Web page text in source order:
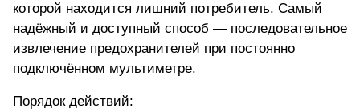
которой находится лишний потребитель. Самый
надёжный и доступный способ — последовательное
извлечение предохранителей при постоянно
подключённом мультиметре.
Порядок действий: